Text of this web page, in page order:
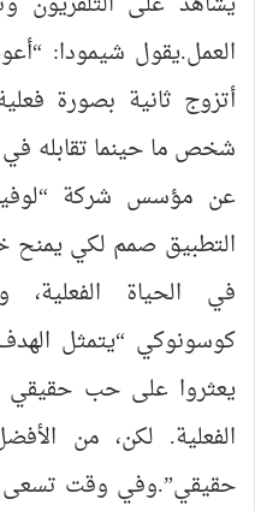
العمل.يقول شيمودا:
أتزوج ثانية بصورة
شخص ما حينما تقابله في
عن مؤسس شركة
التطبيق صمم لكي يمنح
في الحياة
كوسونوكي “يتمثل
يعثروا على حب حقيقي
الفعلية. لكن، من
حقيقي”.وفي وقت تسعى